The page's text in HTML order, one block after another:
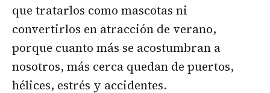
que tratarlos como mascotas ni
convertirlos en atracción de verano,
porque cuanto más se acostumbran a
nosotros, más cerca quedan de puertos,
hélices, estrés y accidentes.